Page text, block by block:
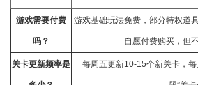
游戏需要付费
吗？
游戏基础玩法免费，部分特权道
自愿付费购买，但
关卡更新频率是 每周五更新10-15个新关卡，